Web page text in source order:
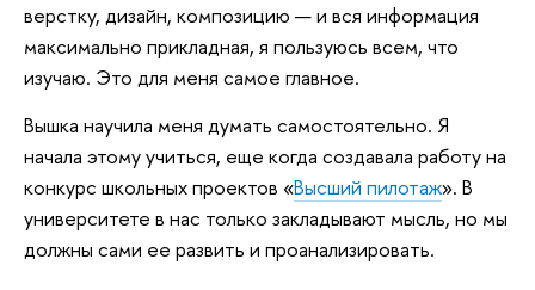
верстку, дизайн, композицию — и вся информация
максимально прикладная, я пользуюсь всем, что
изучаю. Это для меня самое главное.
Вышка научила меня думать самостоятельно. Я
начала этому учиться, еще когда создавала работу на
конкурс школьных проектов «Высший пилотаж». В
университете в нас только закладывают мысль, но мы
должны сами ее развить и проанализировать.